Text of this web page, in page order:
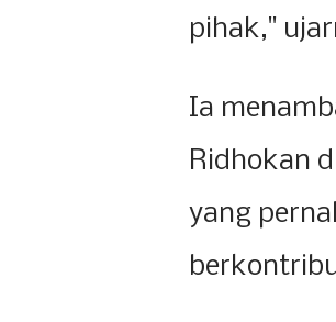
pihak,"
Ia
Ridhokan
yang